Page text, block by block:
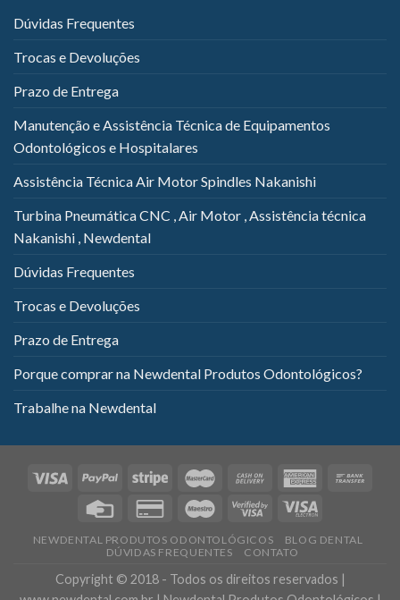
Dúvidas Frequentes
Trocas e Devoluções
Prazo de Entrega
Manutenção e Assistência Técnica de Equipamentos
Odontológicos e Hospitalares
Assistência Técnica Air Motor Spindles Nakanishi
Turbina Pneumática CNC , Air Motor , Assistência técnica
Nakanishi , Newdental
Dúvidas Frequentes
Trocas e Devoluções
Prazo de Entrega
Porque comprar na Newdental Produtos Odontológicos?
Trabalhe na Newdental
NEWDENTAL PRODUTOS ODONTOLÓGICOS
BLOG DENTAL
DÚVIDAS FREQUENTES
CONTATO
Copyright © 2018 - Todos os direitos reservados |